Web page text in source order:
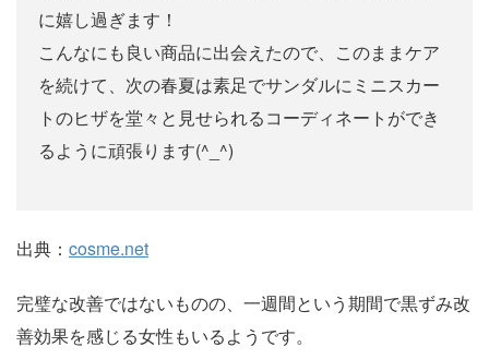
に嬉し過ぎます！
こんなにも良い商品に出会えたので、このままケア
を続けて、次の春夏は素足でサンダルにミニスカー
トのヒザを堂々と見せられるコーディネートができ
るように頑張ります(^_^)
出典： cosme.net
完璧な改善ではないものの、一週間という期間で黒ずみ改
善効果を感じる女性もいるようです。